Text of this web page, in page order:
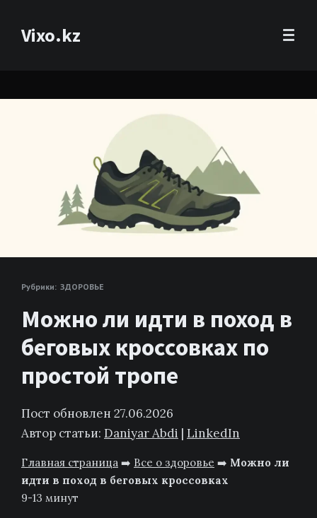
Vixo.kz
Рубрики: ЗДОРОВЬЕ
Можно ли идти в поход в
беговых кроссовках по
простой тропе
Пост обновлен 27.06.2026
Автор статьи: Daniyar Abdi | LinkedIn
Главная страница ➡️ Все о здоровье ➡️ Можно ли
идти в поход в беговых кроссовках
9-13 минут